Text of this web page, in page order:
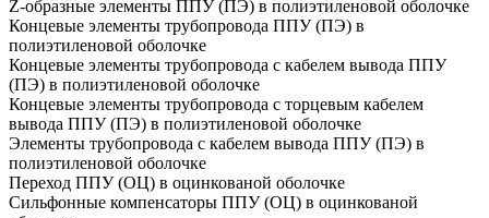
Z-образные элементы ППУ (ПЭ) в полиэтиленовой оболочке
Концевые элементы трубопровода ППУ (ПЭ) в
полиэтиленовой оболочке
Концевые элементы трубопровода с кабелем вывода ППУ
(ПЭ) в полиэтиленовой оболочке
Концевые элементы трубопровода с торцевым кабелем
вывода ППУ (ПЭ) в полиэтиленовой оболочке
Элементы трубопровода с кабелем вывода ППУ (ПЭ) в
полиэтиленовой оболочке
Переход ППУ (ОЦ) в оцинкованой оболочке
Сильфонные компенсаторы ППУ (ОЦ) в оцинкованой